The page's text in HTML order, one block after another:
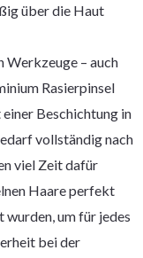
über die Haut
Werkzeuge – auch
Rasierpinsel
Beschichtung in
vollständig nach
viel Zeit dafür
Haare perfekt
um für jedes
bei der